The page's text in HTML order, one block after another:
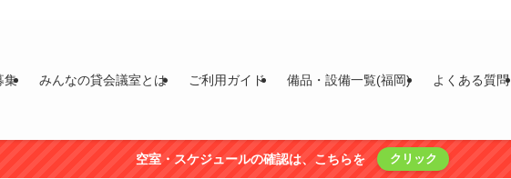
集 みんなの貸会議室とは ご利用ガイド 備品・設備一覧(福岡) よくある質問
空室・スケジュールの確認は、こちらを クリック